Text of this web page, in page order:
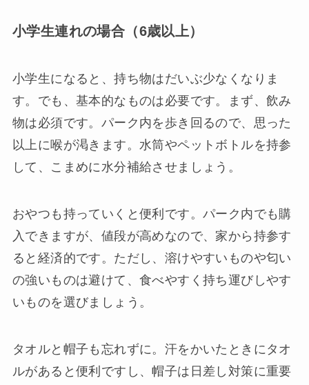
小学生連れの場合（6歳以上）
小学生になると、持ち物はだいぶ少なくなりま
す。でも、基本的なものは必要です。まず、飲み
物は必須です。パーク内を歩き回るので、思った
以上に喉が渇きます。水筒やペットボトルを持参
して、こまめに水分補給させましょう。
おやつも持っていくと便利です。パーク内でも購
入できますが、値段が高めなので、家から持参す
ると経済的です。ただし、溶けやすいものや匂い
の強いものは避けて、食べやすく持ち運びしやす
いものを選びましょう。
タオルと帽子も忘れずに。汗をかいたときにタオ
ルがあると便利ですし、帽子は日差し対策に重要